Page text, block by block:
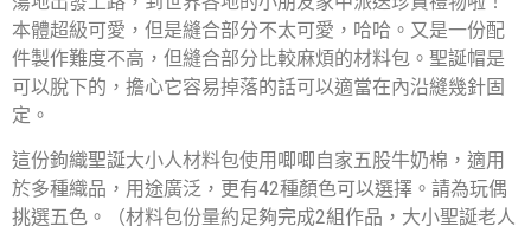
本體超級可愛，但是縫合部分不太可愛，哈哈。又是一份配
件製作難度不高，但縫合部分比較麻煩的材料包。聖誕帽是
可以脫下的，擔心它容易掉落的話可以適當在內沿縫幾針固
定。
這份鉤織聖誕大小人材料包使用唧唧自家五股牛奶棉，適用
於多種織品，用途廣泛，更有42種顏色可以選擇。請為玩偶
挑選五色。（材料包份量約足夠完成2組作品，大小聖誕老人